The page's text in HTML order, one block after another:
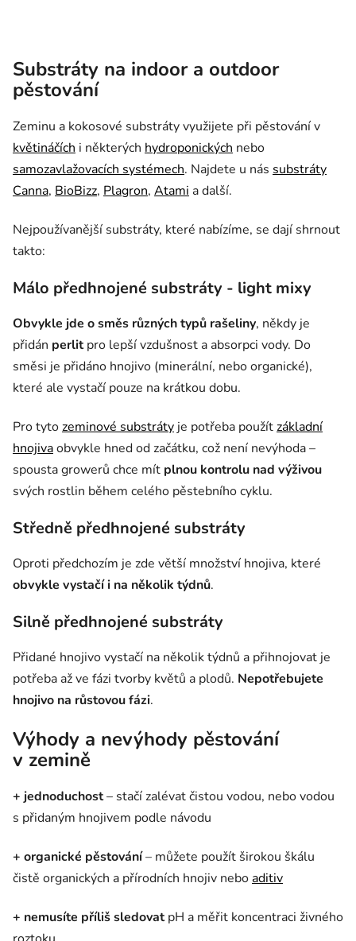
Substráty na indoor a outdoor
pěstování
Zeminu a kokosové substráty využijete při pěstování v
květináčích i některých hydroponických nebo
samozavlažovacích systémech. Najdete u nás substráty
Canna, BioBizz, Plagron, Atami a další.
Nejpoužívanější substráty, které nabízíme, se dají shrnout
takto:
Málo předhnojené substráty - light mixy
Obvykle jde o směs různých typů rašeliny, někdy je
přidán perlitpro lepší vzdušnost a absorpci vody. Do
směsi je přidáno hnojivo (minerální, nebo organické),
které ale vystačí pouze na krátkou dobu.
Pro tytozeminové substráty je potřeba použítzákladní
hnojivaobvykle hned od začátku, což není nevýhoda –
spousta growerů chce mít plnou kontrolu nad výživou
svých rostlin během celého pěstebního cyklu.
Středně předhnojené substráty
Oproti předchozím je zde větší množství hnojiva, které
obvykle vystačí i na několik týdnů.
Silně předhnojené substráty
Přidané hnojivo vystačí na několik týdnů a přihnojovat je
potřeba až ve fázi tvorby květů a plodů. Nepotřebujete
hnojivo na růstovou fázi.
Výhody a nevýhody pěstování
v zemině
+ jednoduchost– stačí zalévat čistou vodou, nebo vodou
s přidaným hnojivem podle návodu
+ organické pěstování– můžete použít širokou škálu
čistě organických a přírodních hnojiv neboaditiv
+ nemusíte příliš sledovatpH a měřit koncentraci živného